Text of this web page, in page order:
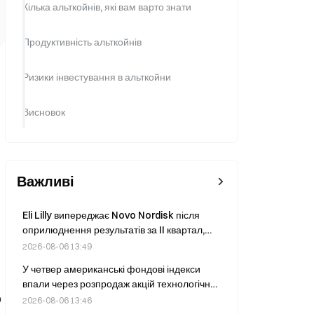
Кілька альткойнів, які вам варто знати
Продуктивність альткойнів
Ризики інвестування в альткойни
Висновок
Важливі
Eli Lilly випереджає Novo Nordisk після
оприлюднення результатів за II квартал,
збільшивши частку ринку GLP-1 до 60,9%.
2026-08-06 13:49
У четвер американські фондові індекси
впали через розпродаж акцій технологічних
компаній; Nasdaq знизився на 0,83%.
2026-08-06 13:46